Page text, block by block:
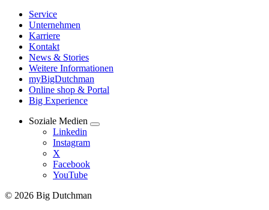
Service
Unternehmen
Karriere
Kontakt
News & Stories
Weitere Informationen
myBigDutchman
Online shop & Portal
Big Experience
Soziale Medien
Linkedin
Instagram
X
Facebook
YouTube
© 2026 Big Dutchman